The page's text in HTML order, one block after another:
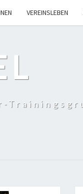
VER­EINS­LE­BEN